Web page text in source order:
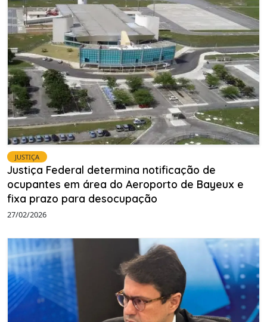
JUSTIÇA
Justiça Federal determina notificação de
ocupantes em área do Aeroporto de Bayeux e
fixa prazo para desocupação
27/02/2026